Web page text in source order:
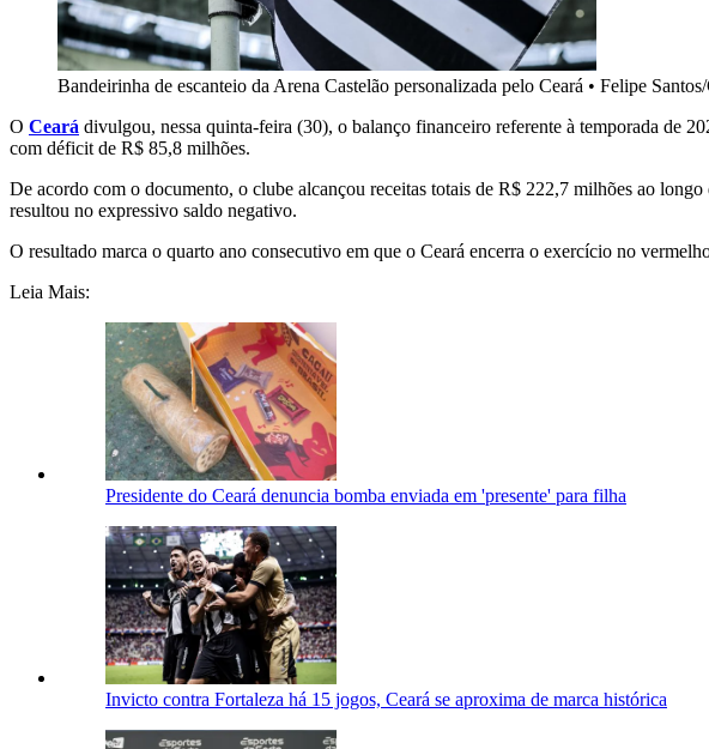
Bandeirinha de escanteio da Arena Castelão personalizada pelo Ceará • Felipe
O Ceará divulgou, nessa quinta-feira (30), o balanço financeiro referente à temporada de
com déficit de R$ 85,8 milhões.
De acordo com o documento, o clube alcançou receitas totais de R$ 222,7 milhões ao
resultou no expressivo saldo negativo.
O resultado marca o quarto ano consecutivo em que o Ceará encerra o exercício no
Leia Mais:
Presidente do Ceará denuncia bomba enviada em 'presente' para filha
Invicto contra Fortaleza há 15 jogos, Ceará se aproxima de marca histórica